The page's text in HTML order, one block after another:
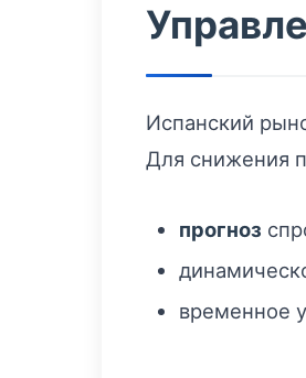
Испанский
Для снижения
прогноз
временное